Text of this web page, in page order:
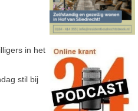
in het
stil bij